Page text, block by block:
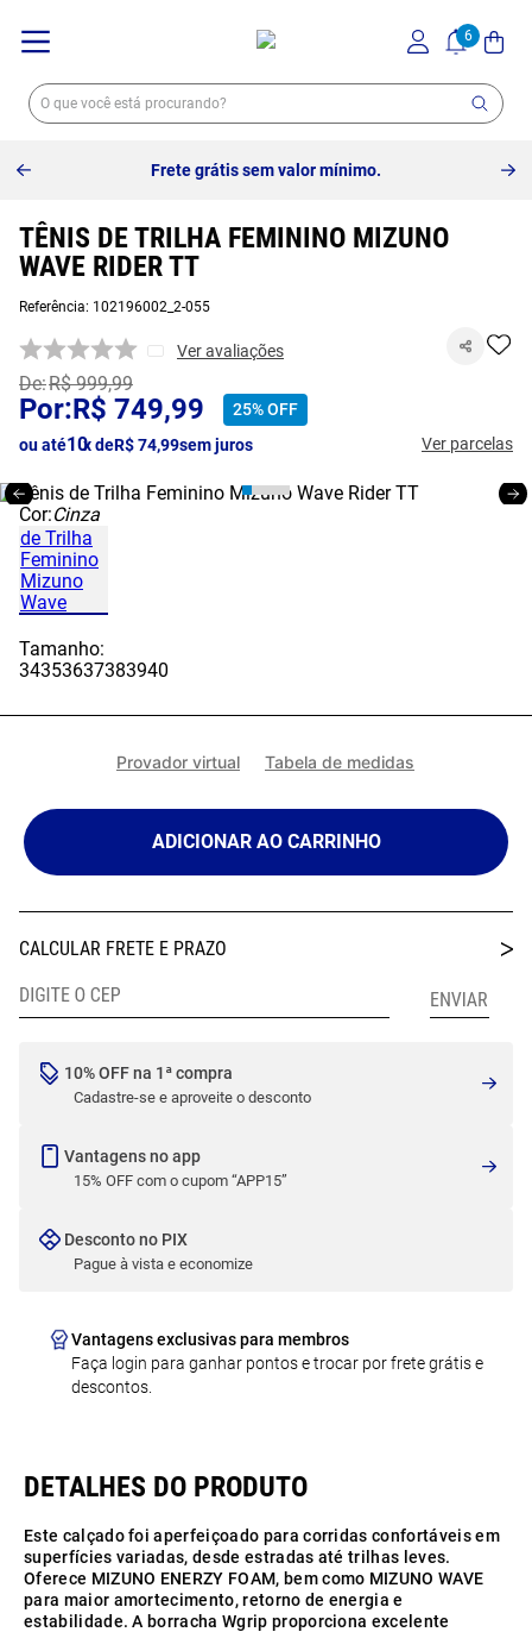
Frete grátis sem valor mínimo.
TÊNIS DE TRILHA FEMININO MIZUNO
WAVE RIDER TT
Referência: 102196002_2-055
Ver avaliações
R$ 999,99
R$ 749,99 25%OFF
ou até10x deR$74,99sem juros Ver parcelas
Cor:Cinza
Tamanho:
34353637383940
Provador virtual Tabela de medidas
ADICIONAR AO CARRINHO
10% OFF na 1ª compra
Cadastre-se e aproveite o desconto
Vantagens no app
15% OFF com o cupom “APP15”
Desconto no PIX
Pague à vista e economize
Vantagens exclusivas para membros
Faça login para ganhar pontos e trocar por frete grátis e
descontos.
Este calçado foi aperfeiçoado para corridas confortáveis em
superfícies variadas, desde estradas até trilhas leves.
Oferece MIZUNO ENERZY FOAM, bem como MIZUNO WAVE
para maior amortecimento, retorno de energia e
estabilidade. A borracha Wgrip proporciona excelente